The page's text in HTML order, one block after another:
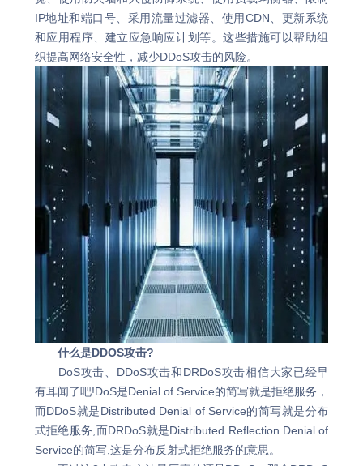
IP地址和端口号、采用流量过滤器、使用CDN、更新系统
和应用程序、建立应急响应计划等。这些措施可以帮助组
织提高网络安全性，减少DDoS攻击的风险。
什么是DDOS攻击?
DoS攻击、DDoS攻击和DRDoS攻击相信大家已经早
有耳闻了吧!DoS是Denial of Service的简写就是拒绝服务，
而DDoS就是Distributed Denial of Service的简写就是分布
式拒绝服务,而DRDoS就是Distributed Reflection Denial of
Service的简写,这是分布反射式拒绝服务的意思。